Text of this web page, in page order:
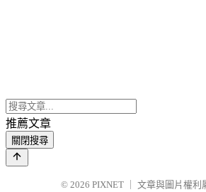
推薦文章
關閉搜尋
© 2026 PIXNET
文章與圖片權利